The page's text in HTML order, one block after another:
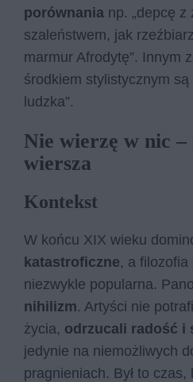
porównania np. „depcę z
szaleństwem, jak
marmur Afrodytę”. Innym
środkiem stylistycznym są
ludzka”.
Nie wierzę w nic
wiersza
Kontekst
W końcu XIX wieku
katastroficzne, a filozofia
niezwykle popularna.
nihilizm. Artyści nie
życia, odrzucali radość i
jedynie na niemożliwych
pragnieniach. Był to